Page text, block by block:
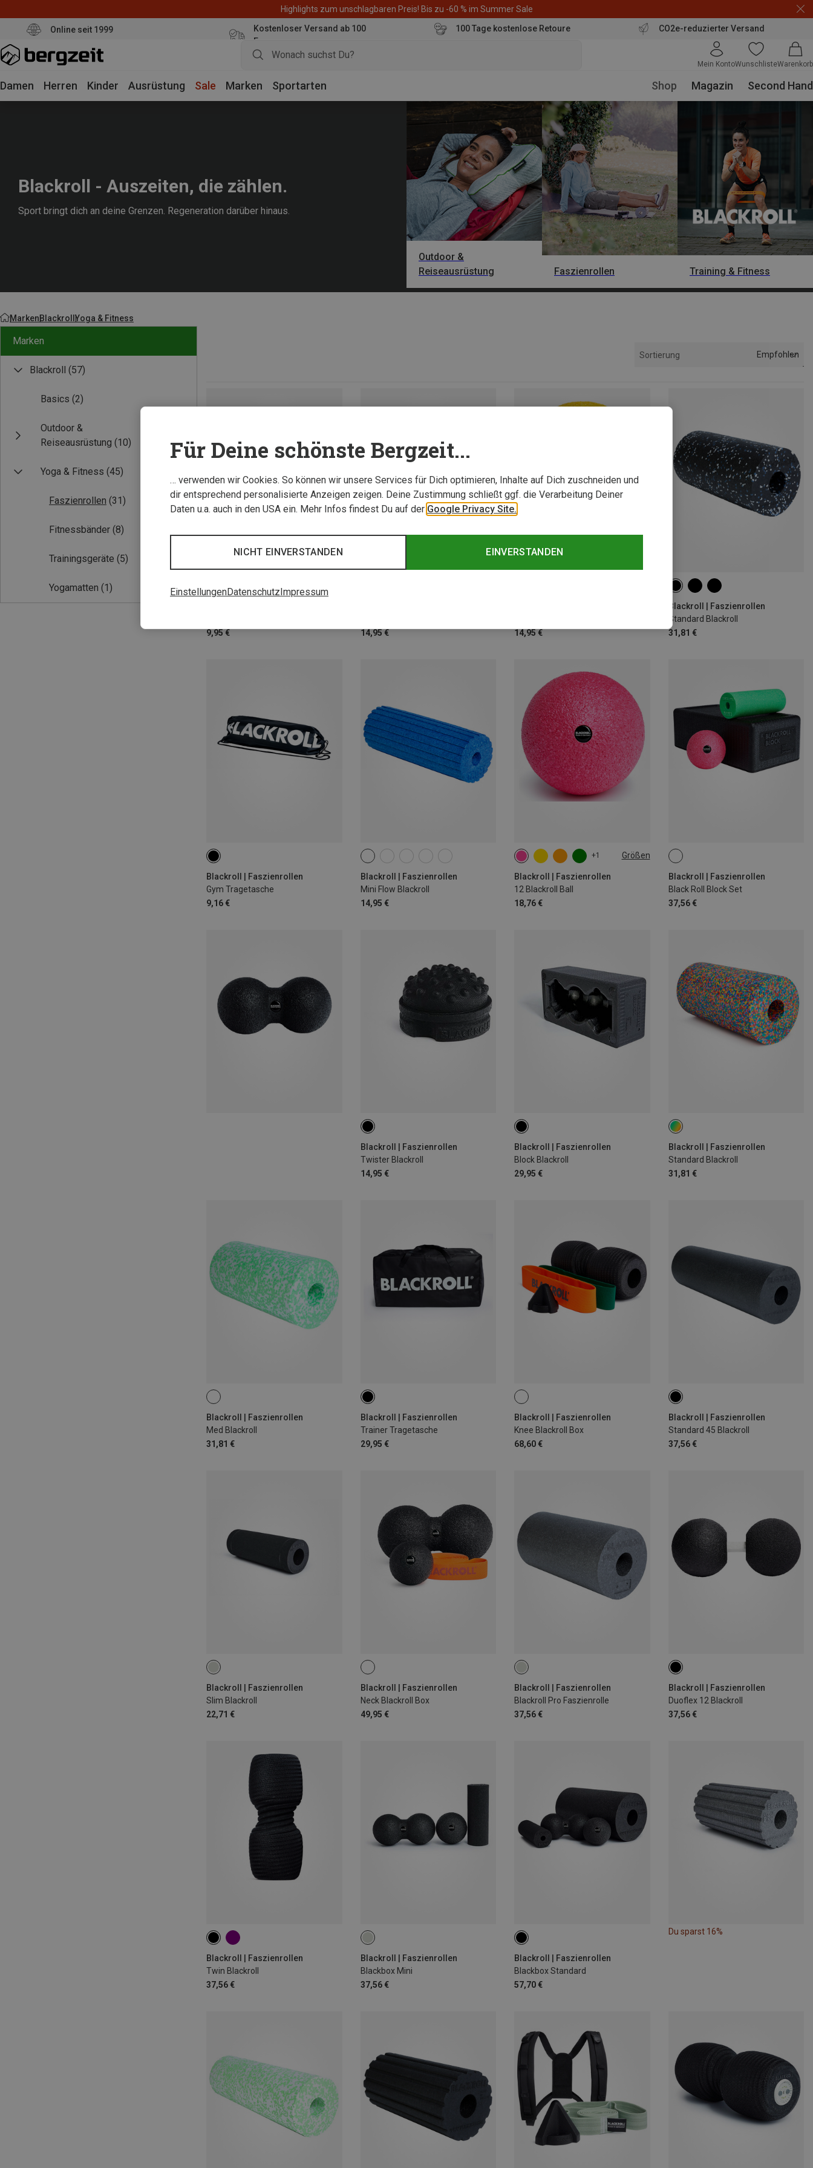
Highlights zum unschlagbaren Preis! Bis zu -60 % im Summer Sale
Online seit 1999
Kostenloser Versand ab 100
Euro
100 Tage kostenlose Retoure CO2e-reduzierter Versand
Mein KontoWunschlisteWarenkorb
Damen Herren Kinder Ausrüstung Sale Marken Sportarten Shop Magazin Second Hand
Blackroll - Auszeiten, die zählen.
Sport bringt dich an deine Grenzen. Regeneration darüber hinaus.
Outdoor &
Reiseausrüstung
Faszienrollen Training & Fitness
MarkenBlackroll Yoga & Fitness
Marken
Blackroll (57)
Basics (2)
Outdoor &
Reiseausrüstung (10)
Yoga & Fitness (45)
Faszienrollen (31)
Fitnessbänder (8)
Trainingsgeräte (5)
Yogamatten (1)
Sortierung Empfohlen
9,95 €
14,95 €
14,95 €
Blackroll | Faszienrollen
Standard Blackroll
31,81 €
Blackroll | Faszienrollen
Gym Tragetasche
9,16 €
Blackroll | Faszienrollen
Mini Flow Blackroll
14,95 €
+1 Größen
Blackroll | Faszienrollen
12 Blackroll Ball
18,76 €
12CM
Blackroll | Faszienrollen
Black Roll Block Set
37,56 €
Blackroll | Faszienrollen
Twister Blackroll
14,95 €
Blackroll | Faszienrollen
Block Blackroll
29,95 €
Blackroll | Faszienrollen
Standard Blackroll
31,81 €
Blackroll | Faszienrollen
Med Blackroll
31,81 €
Blackroll | Faszienrollen
Trainer Tragetasche
29,95 €
Blackroll | Faszienrollen
Knee Blackroll Box
68,60 €
Blackroll | Faszienrollen
Standard 45 Blackroll
37,56 €
Blackroll | Faszienrollen
Slim Blackroll
22,71 €
Blackroll | Faszienrollen
Neck Blackroll Box
49,95 €
Blackroll | Faszienrollen
Blackroll Pro Faszienrolle
37,56 €
Blackroll | Faszienrollen
Duoflex 12 Blackroll
37,56 €
Blackroll | Faszienrollen
Twin Blackroll
37,56 €
Blackroll | Faszienrollen
Blackbox Mini
37,56 €
Blackroll | Faszienrollen
Blackbox Standard
57,70 €
Du sparst 16%
Für Deine schönste Bergzeit...
… verwenden wir Cookies. So können wir unsere Services für Dich optimieren, Inhalte auf Dich zuschneiden und
dir entsprechend personalisierte Anzeigen zeigen. Deine Zustimmung schließt ggf. die Verarbeitung Deiner
Daten u.a. auch in den USA ein. Mehr Infos findest Du auf der Google Privacy Site.
EINVERSTANDEN
NICHT EINVERSTANDEN
EinstellungenDatenschutzImpressum